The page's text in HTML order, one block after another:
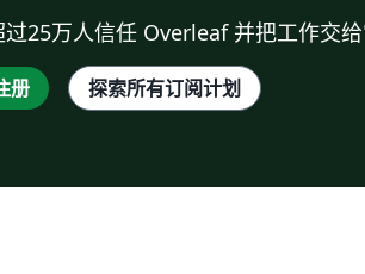
25万人信任 Overleaf 并把工作交
册 探索所有订阅计划